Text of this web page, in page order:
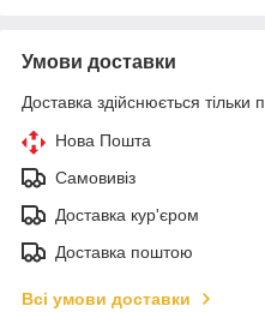
Умови доставки
Доставка здійснюється тільки
Нова Пошта
Самовивіз
Доставка кур'єром
Доставка поштою
Всі умови доставки